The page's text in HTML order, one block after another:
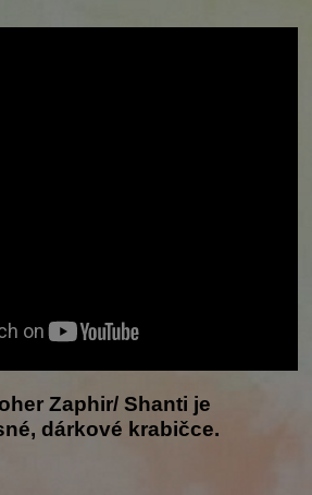
Zaphir/ Shanti je
dárkové krabičce.